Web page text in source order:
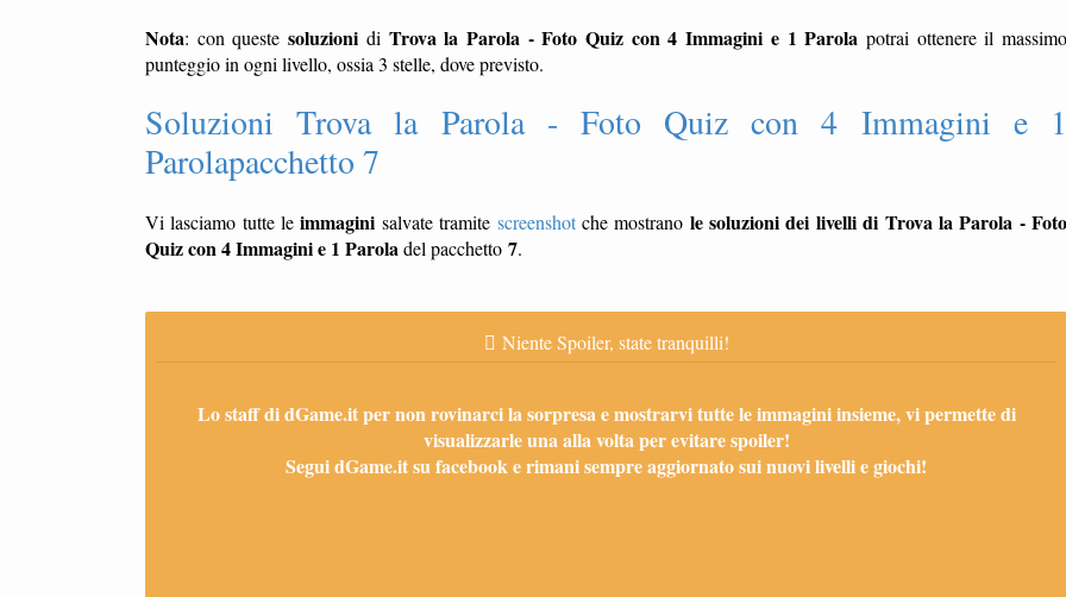
Nota: con questesoluzioni di Trova la Parola - Foto Quiz con 4 Immagini e 1 Parola potrai ottenere il
punteggio in ogni livello, ossia 3 stelle, dove previsto.
Soluzioni Trova la Parola - Foto Quiz con 4 Immagini e 1
Parolapacchetto 7
Vi lasciamo tutte leimmagini salvate tramite screenshotche mostrano le soluzioni dei livelli di Trova la Parola -
Quiz con 4 Immagini e 1 Paroladel pacchetto 7.
Niente Spoiler, state tranquilli!
Lo staff di dGame.it per non rovinarci la sorpresa e mostrarvi tutte le immagini insieme, vi permette di
visualizzarle una alla volta per evitare spoiler!
Segui dGame.it su facebook e rimani sempre aggiornato sui nuovi livelli e giochi!